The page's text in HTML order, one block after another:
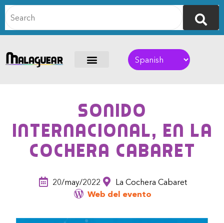
Sonido
internacional, en La
Cochera Cabaret
20/may/2022
La Cochera Cabaret
Web del evento